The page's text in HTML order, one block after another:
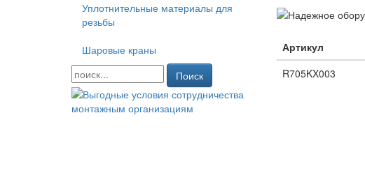
Уплотнительные материалы для
резьбы
Шаровые краны
Поиск
Артикул
R705KX003